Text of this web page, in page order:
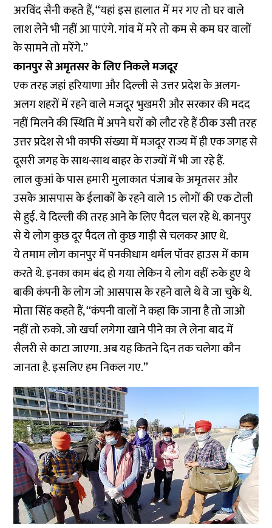
अरविंद सैनी कहते हैं, ‘‘यहां इस हालात में मर गए तो घर वाले
लाश लेने भी नहीं आ पाएंगे. गांव में मरे तो कम से कम घर वालों
के सामने तो मरेंगे.’’
कानपुर से अमृतसर के लिए निकले मजदूर
एक तरह जहां हरियाणा और दिल्ली से उत्तर प्रदेश के अलग-
अलग शहरों में रहने वाले मजदूर भुखमरी और सरकार की मदद
नहीं मिलने की स्थिति में अपने घरों को लौट रहे हैं ठीक उसी तरह
उत्तर प्रदेश से भी काफी संख्या में मजदूर राज्य में ही एक जगह से
दूसरी जगह के साथ-साथ बाहर के राज्यों में भी जा रहे हैं.
लाल कुआं के पास हमारी मुलाकात पंजाब के अमृतसर और
उसके आसपास के ईलाकों के रहने वाले 15 लोगों की एक टोली
से हुई. ये दिल्ली की तरह आने के लिए पैदल चल रहे थे. कानपुर
से ये लोग कुछ दूर पैदल तो कुछ गाड़ी से चलकर आए थे.
ये तमाम लोग कानपुर में पनकीधाम थर्मल पॉवर हाउस में काम
करते थे. इनका काम बंद हो गया लेकिन ये लोग वहीं रुके हुए थे
बाकी कंपनी के लोग जो आसपास के रहने वाले थे वे जा चुके थे.
मोता सिंह कहते हैं, ‘‘कंपनी वालों ने कहा कि जाना है तो जाओ
नहीं तो रुको. जो खर्चा लगेगा खाने पीने का ले लेना बाद में
सैलरी से काटा जाएगा. अब यह कितने दिन तक चलेगा कौन
जानता है. इसलिए हम निकल गए.’’